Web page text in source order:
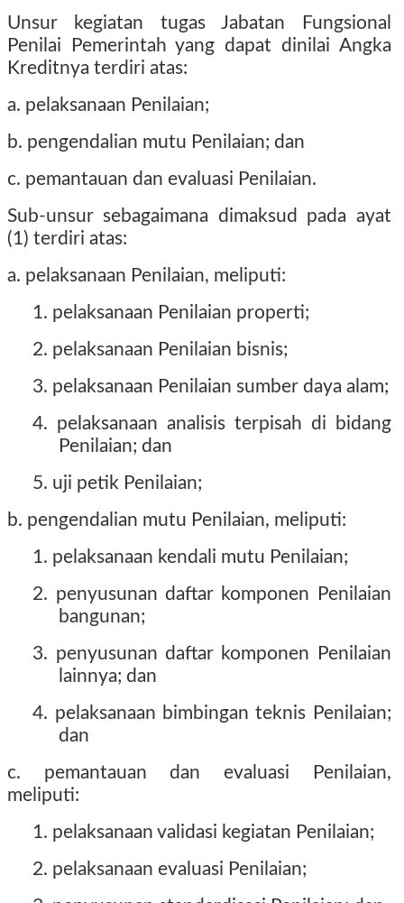
Unsur kegiatan tugas Jabatan Fungsional
Penilai Pemerintah yang dapat dinilai Angka
Kreditnya terdiri atas:
a. pelaksanaan Penilaian;
b. pengendalian mutu Penilaian; dan
c. pemantauan dan evaluasi Penilaian.
Sub-unsur sebagaimana dimaksud pada ayat
(1) terdiri atas:
a. pelaksanaan Penilaian, meliputi:
1. pelaksanaan Penilaian properti;
2. pelaksanaan Penilaian bisnis;
3. pelaksanaan Penilaian sumber daya alam;
4. pelaksanaan analisis terpisah di bidang
Penilaian; dan
5. uji petik Penilaian;
b. pengendalian mutu Penilaian, meliputi:
1. pelaksanaan kendali mutu Penilaian;
2. penyusunan daftar komponen Penilaian
bangunan;
3. penyusunan daftar komponen Penilaian
lainnya; dan
4. pelaksanaan bimbingan teknis Penilaian;
dan
c. pemantauan dan evaluasi Penilaian,
meliputi:
1. pelaksanaan validasi kegiatan Penilaian;
2. pelaksanaan evaluasi Penilaian;